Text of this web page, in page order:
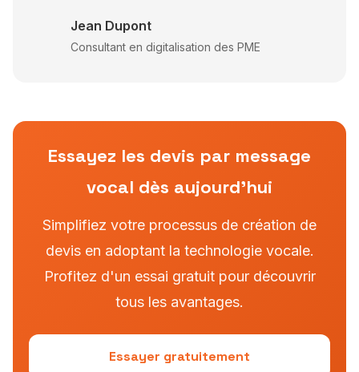
Jean Dupont
Consultant en digitalisation des PME
Essayez les devis par message
vocal dès aujourd'hui
Simplifiez votre processus de création de
devis en adoptant la technologie vocale.
Profitez d'un essai gratuit pour découvrir
tous les avantages.
Essayer gratuitement